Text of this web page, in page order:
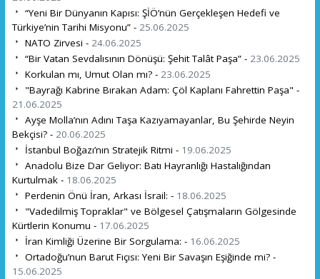
“Yeni Bir Dünyanın Kapısı: ŞİÖ’nün Gerçekleşen Hedefi ve
Türkiye’nin Tarihi Misyonu” - 25.06.2025
NATO Zirvesi - 24.06.2025
“Bir Vatan Sevdalısının Dönüşü: Şehit Talât Paşa” - 23.06.2025
Korkulan mı, Umut Olan mı? - 23.06.2025
"Bayrağı Kabrine Bırakan Adam: Çöl Kaplanı Fahrettin Paşa" -
21.06.2025
Ayşe Molla’nın Adını Taşa Kazıyamayanlar, Bu Şehirde Neyin
Bekçisi? - 20.06.2025
İstanbul Boğazı’nın Stratejik Ritmi - 19.06.2025
Anadolu Bize Dar Geliyor: Batı Hayranlığı Hastalığından
Kurtulmak - 18.06.2025
Perdenin Önü İran, Arkası İsrail: - 18.06.2025
"Vadedilmiş Topraklar" ve Bölgesel Çatışmaların Gölgesinde
Kürtlerin Konumu - 17.06.2025
İran Kimliği Üzerine Bir Sorgulama: - 16.06.2025
Ortadoğu’nun Barut Fıçısı: Yeni Bir Savaşın Eşiğinde mi? -
15.06.2025